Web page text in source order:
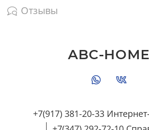
Отзывы
+7(917) 381-20-33
ABC-HOME